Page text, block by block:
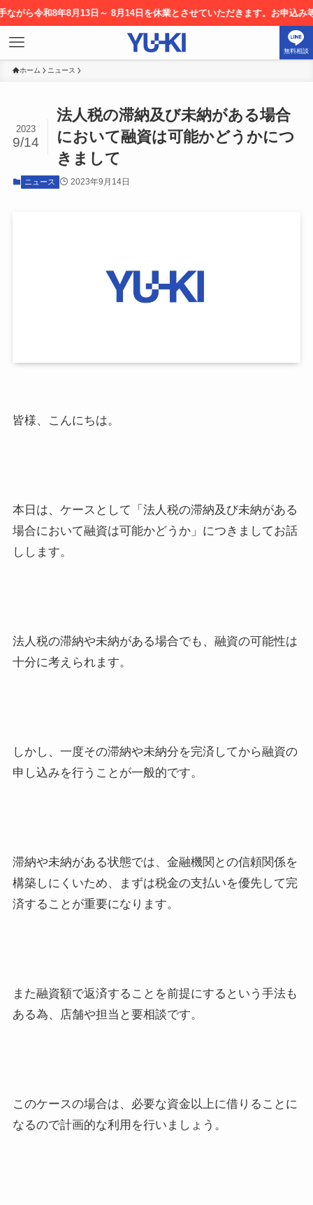
令和8年8月13日～ 8月14日を休業とさせていただきます。お申込み等に
無料相談
ホーム ニュース
法人税の滞納及び未納がある場合
において融資は可能かどうかにつ
きまして
2023
9/14
ニュース 2023年9月14日
皆様、こんにちは。
本日は、ケースとして「法人税の滞納及び未納がある
場合において融資は可能かどうか」につきましてお話
しします。
法人税の滞納や未納がある場合でも、融資の可能性は
十分に考えられます。
しかし、一度その滞納や未納分を完済してから融資の
申し込みを行うことが一般的です。
滞納や未納がある状態では、金融機関との信頼関係を
構築しにくいため、まずは税金の支払いを優先して完
済することが重要になります。
また融資額で返済することを前提にするという手法も
ある為、店舗や担当と要相談です。
このケースの場合は、必要な資金以上に借りることに
なるので計画的な利用を行いましょう。